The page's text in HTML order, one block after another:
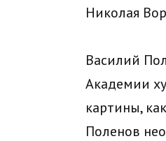
Николая
Василий
Академии
картины,
Поленов